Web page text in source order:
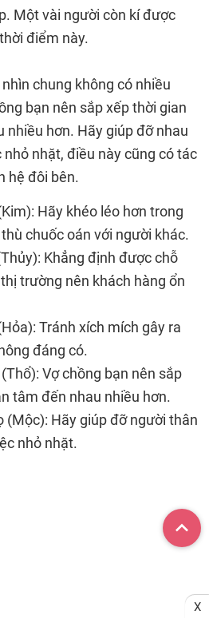
Một vài người còn kí được
điểm này.
chung không có nhiều
bạn nên sắp xếp thời gian
nhiều hơn. Hãy giúp đỡ nhau
nhặt, điều này cũng có tác
hệ đôi bên.
Hãy khéo léo hơn trong
chuốc oán với người khác.
Khẳng định được chỗ
trường nên khách hàng ổn
Tránh xích mích gây ra
đáng có.
Vợ chồng bạn nên sắp
tâm đến nhau nhiều hơn.
(Mộc): Hãy giúp đỡ người thân
nhỏ nhặt.
X